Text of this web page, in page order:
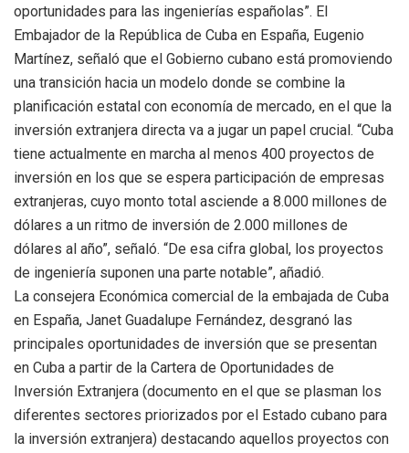
oportunidades para las ingenierías españolas”. El
Embajador de la República de Cuba en España, Eugenio
Martínez, señaló que el Gobierno cubano está promoviendo
una transición hacia un modelo donde se combine la
planificación estatal con economía de mercado, en el que la
inversión extranjera directa va a jugar un papel crucial. “Cuba
tiene actualmente en marcha al menos 400 proyectos de
inversión en los que se espera participación de empresas
extranjeras, cuyo monto total asciende a 8.000 millones de
dólares a un ritmo de inversión de 2.000 millones de
dólares al año”, señaló. “De esa cifra global, los proyectos
de ingeniería suponen una parte notable”, añadió.
La consejera Económica comercial de la embajada de Cuba
en España, Janet Guadalupe Fernández, desgranó las
principales oportunidades de inversión que se presentan
en Cuba a partir de la Cartera de Oportunidades de
Inversión Extranjera (documento en el que se plasman los
diferentes sectores priorizados por el Estado cubano para
la inversión extranjera) destacando aquellos proyectos con